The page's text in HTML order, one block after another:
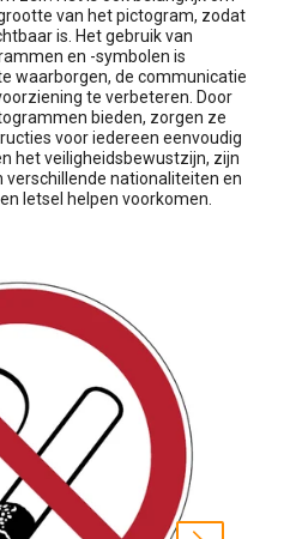
van het pictogram, zodat
is. Het gebruik van
en -symbolen is
waarborgen, de communicatie
te verbeteren. Door
bieden, zorgen ze
voor iedereen eenvoudig
het veiligheidsbewustzijn, zijn
verschillende nationaliteiten en
letsel helpen voorkomen.